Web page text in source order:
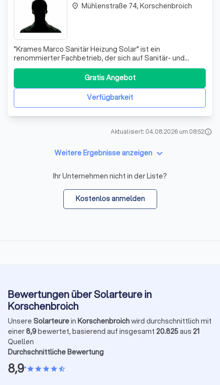
"Krames Marco Sanitär Heizung Solar" ist ein
renommierter Fachbetrieb, der sich auf Sanitär- und
Heizungstechnik spezialisiert hat. Mit über 40 Jahren
Erfahrung in der Branche bieten wir unseren Kunden eine
umfassende Beratung und maßgeschneiderte Lösungen.
Unser Angebot reicht von der Installation
Verfügbarkeit
Gratis Angebot
place Mühlenstraße 74, Korschenbroich
Aktualisiert: 04.08.2026 um 08:52info
Weitere Ergebnisse anzeigen keyboard_arrow_down
Ihr Unternehmen nicht in der Liste?
Kostenlos anmelden
Bewertungen über Solarteure in
Korschenbroich
Unsere Solarteurein Korschenbroichwird durchschnittlich mit
einer8,9bewertet, basierend auf insgesamt 20.825aus 21
Quellen
Durchschnittliche Bewertung
8,9•starstarstarstarstar_half